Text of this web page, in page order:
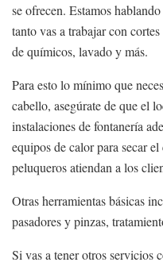
se ofrecen. Estamos
tanto vas a trabajar con
de químicos, lavado y más.
Para esto lo mínimo que
cabello, asegúrate de que el
instalaciones de fontanería
equipos de calor para secar
peluqueros atiendan a los
Otras herramientas básicas
pasadores y pinzas,
Si vas a tener otros servicios